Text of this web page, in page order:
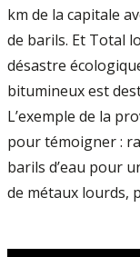
km de la capitale
de barils. Et Total
désastre
bitumineux est
L’exemple de la
pour témoigner :
barils d’eau pour
de métaux lourds,